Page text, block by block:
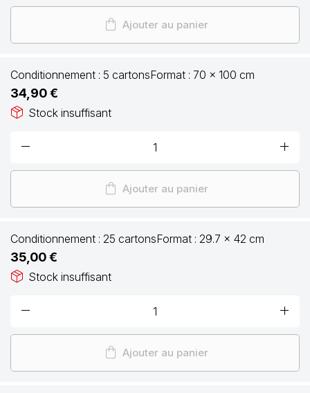
shopping_bag Ajouter au panier
Conditionnement : 5 cartonsFormat : 70 x 100 cm
34,90 €
package_2 Stock insuffisant
remove add
shopping_bag Ajouter au panier
Conditionnement : 25 cartonsFormat : 29.7 x 42 cm
35,00 €
package_2 Stock insuffisant
remove add
shopping_bag Ajouter au panier